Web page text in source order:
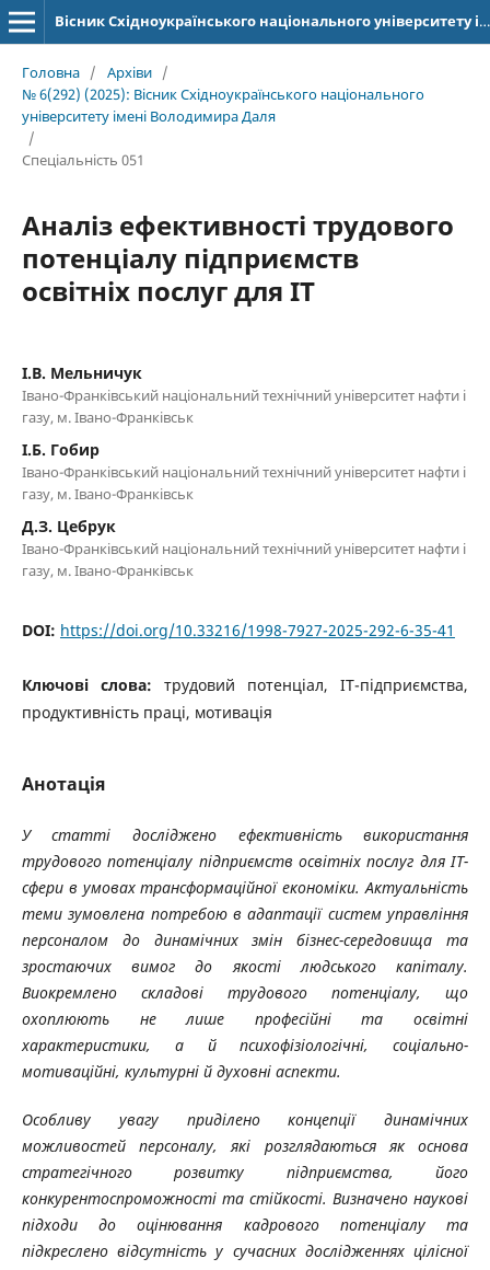
Вісник Східноукраїнського національного університету імені Володимира Даля
Головна / Архіви /
№ 6(292) (2025): Вісник Східноукраїнського національного
університету імені Володимира Даля
/
Спеціальність 051
Аналіз ефективності трудового
потенціалу підприємств
освітніх послуг для ІТ
І.В. Мельничук
Івано-Франківський національний технічний університет нафти і
газу, м. Івано-Франківськ
І.Б. Гобир
Івано-Франківський національний технічний університет нафти і
газу, м. Івано-Франківськ
Д.З. Цебрук
Івано-Франківський національний технічний університет нафти і
газу, м. Івано-Франківськ
DOI: https://doi.org/10.33216/1998-7927-2025-292-6-35-41
Ключові слова: трудовий потенціал, ІТ-підприємства,
продуктивність праці, мотивація
Анотація
У статті досліджено ефективність використання
трудового потенціалу підприємств освітніх послуг для ІТ-
сфери в умовах трансформаційної економіки. Актуальність
теми зумовлена потребою в адаптації систем управління
персоналом до динамічних змін бізнес-середовища та
зростаючих вимог до якості людського капіталу.
Виокремлено складові трудового потенціалу, що
охоплюють не лише професійні та освітні
характеристики, а й психофізіологічні, соціально-
мотиваційні, культурні й духовні аспекти.
Особливу увагу приділено концепції динамічних
можливостей персоналу, які розглядаються як основа
стратегічного розвитку підприємства, його
конкурентоспроможності та стійкості. Визначено наукові
підходи до оцінювання кадрового потенціалу та
підкреслено відсутність у сучасних дослідженнях цілісної